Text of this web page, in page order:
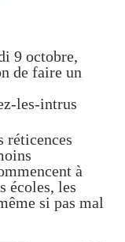
9 octobre,
de faire un
les-intrus
réticences
à
écoles, les
si pas mal